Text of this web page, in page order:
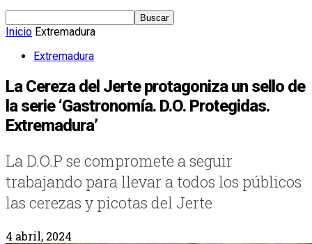
Inicio Extremadura
Extremadura
La Cereza del Jerte protagoniza un sello de
la serie ‘Gastronomía. D.O. Protegidas.
Extremadura’
La D.O.P se compromete a seguir
trabajando para llevar a todos los públicos
las cerezas y picotas del Jerte
4 abril, 2024